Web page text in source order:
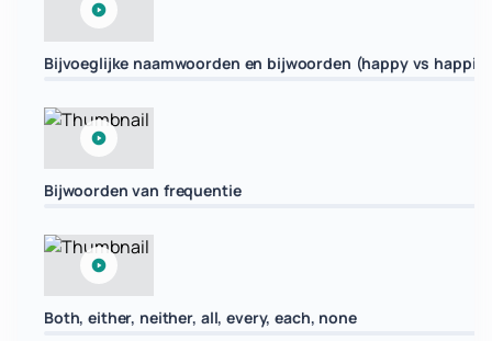
Bijvoeglijke naamwoorden en bijwoorden (happy vs
Bijwoorden van frequentie
Both, either, neither, all, every, each, none